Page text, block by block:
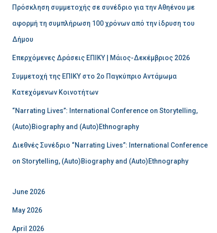
Πρόσκληση συμμετοχής σε συνέδριο για την Αθηένου με
αφορμή τη συμπλήρωση 100 χρόνων από την ίδρυση του
Δήμου
Επερχόμενες Δράσεις ΕΠΙΚΥ | Μάιος-Δεκέμβριος 2026
Συμμετοχή της ΕΠΙΚΥ στο 2ο Παγκύπριο Αντάμωμα
Κατεχόμενων Κοινοτήτων
“Narrating Lives”: International Conference on Storytelling,
(Auto)Biography and (Auto)Ethnography
Διεθνές Συνέδριο “Narrating Lives”: International Conference
on Storytelling, (Auto)Biography and (Auto)Ethnography
June 2026
May 2026
April 2026